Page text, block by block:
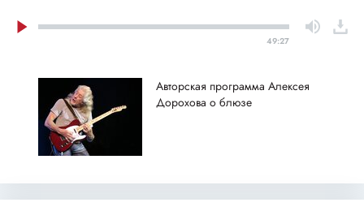
49:27
Авторская программа Алексея
Дорохова о блюзе